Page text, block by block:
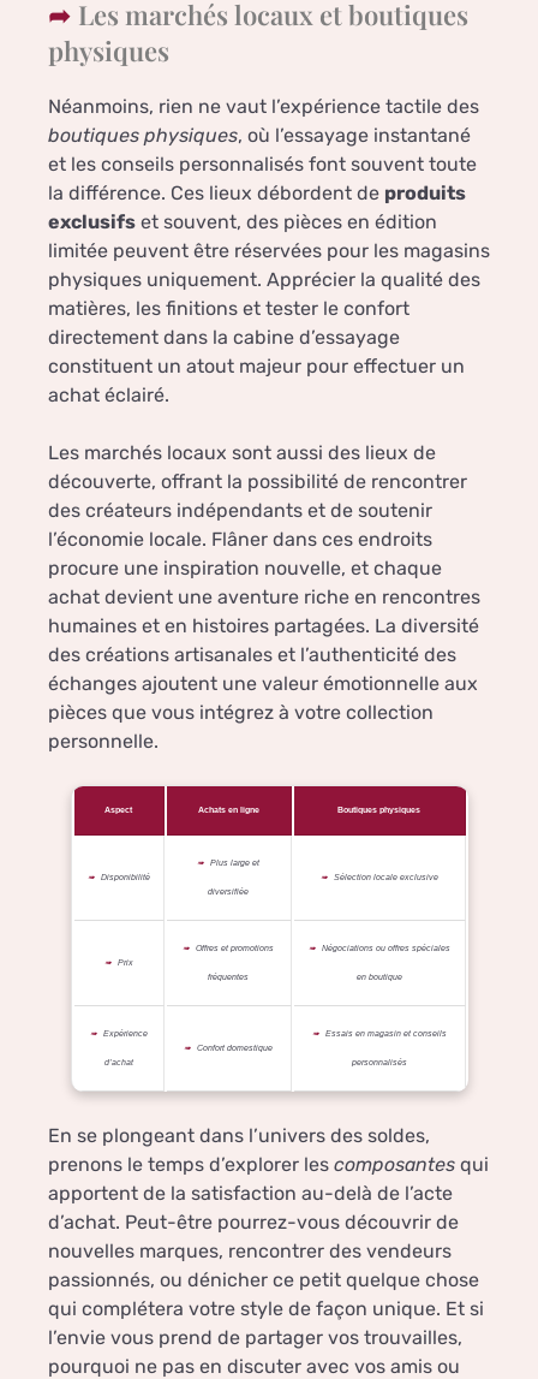
Les marchés locaux et boutiques
physiques
Néanmoins, rien ne vaut l’expérience tactile des
boutiques physiques, où l’essayage instantané
et les conseils personnalisés font souvent toute
la différence. Ces lieux débordent de produits
exclusifs et souvent, des pièces en édition
limitée peuvent être réservées pour les magasins
physiques uniquement. Apprécier la qualité des
matières, les finitions et tester le confort
directement dans la cabine d’essayage
constituent un atout majeur pour effectuer un
achat éclairé.
Les marchés locaux sont aussi des lieux de
découverte, offrant la possibilité de rencontrer
des créateurs indépendants et de soutenir
l’économie locale. Flâner dans ces endroits
procure une inspiration nouvelle, et chaque
achat devient une aventure riche en rencontres
humaines et en histoires partagées. La diversité
des créations artisanales et l’authenticité des
échanges ajoutent une valeur émotionnelle aux
pièces que vous intégrez à votre collection
personnelle.
Aspect Achats en ligne Boutiques physiques
Disponibilité
Plus large et
diversifiée
Sélection locale exclusive
Prix
Offres et promotions
fréquentes
Négociations ou offres spéciales
en boutique
Expérience
d’achat
Confort domestique
Essais en magasin et conseils
personnalisés
En se plongeant dans l’univers des soldes,
prenons le temps d’explorer les composantes qui
apportent de la satisfaction au-delà de l’acte
d’achat. Peut-être pourrez-vous découvrir de
nouvelles marques, rencontrer des vendeurs
passionnés, ou dénicher ce petit quelque chose
qui complétera votre style de façon unique. Et si
l’envie vous prend de partager vos trouvailles,
pourquoi ne pas en discuter avec vos amis ou